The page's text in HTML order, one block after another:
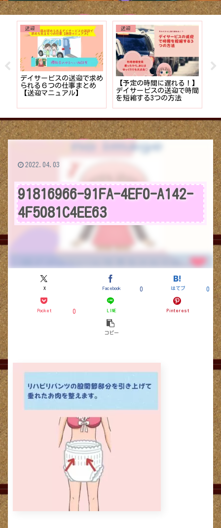
送迎
デイサービスの送迎で求め
られる６つの仕事まとめ
【送迎マニュアル】
送迎
【予定の時間に遅れる！】
デイサービスの送迎で時間
を短縮する3つの方法
91816966-91FA-4EF0-A142-
4F5081C4EE63
X Facebook 0 はてブ 0
Pocket 0 LINE Pinterest
コピー
2022.04.03